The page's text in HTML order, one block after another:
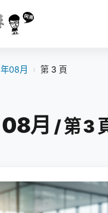
08月 › 第 3 頁
月 / 第 3